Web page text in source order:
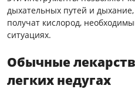
дыхательных путей и
получат кислород,
ситуациях.
Обычные
легких недугах